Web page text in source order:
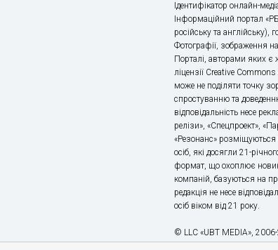
Ідентифікатор онлайн-
Інформаційний портал
російську та англійську),
Фотографії, зображення
Порталі, авторами яких є
ліцензії Creative
може не поділяти точку
спростуванню та
відповідальність несе
релізи», «Спецпроект»,
«Резонанс»
осіб, які досягли 21-
формат, що охоплює
компаній, базуються на
редакція не несе
осіб віком від 21 року.
© LLC «UBT MEDIA»,